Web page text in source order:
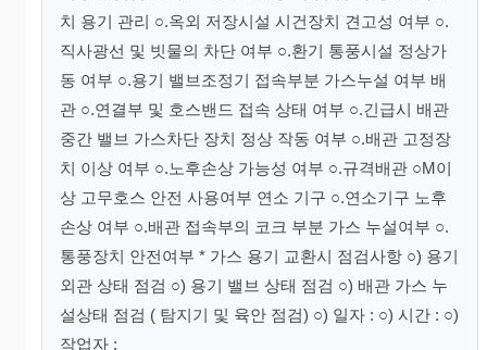
치 용기 관리 ○.옥외 저장시설 시건장치 견고성 여부 ○.
직사광선 및 빗물의 차단 여부 ○.환기 통풍시설 정상가
동 여부 ○.용기 밸브조정기 접속부분 가스누설 여부 배
관 ○.연결부 및 호스밴드 접속 상태 여부 ○.긴급시 배관
중간 밸브 가스차단 장치 정상 작동 여부 ○.배관 고정장
치 이상 여부 ○.노후손상 가능성 여부 ○.규격배관 ○M이
상 고무호스 안전 사용여부 연소 기구 ○.연소기구 노후
손상 여부 ○.배관 접속부의 코크 부분 가스 누설여부 ○.
통풍장치 안전여부 * 가스 용기 교환시 점검사항 ○) 용기
외관 상태 점검 ○) 용기 밸브 상태 점검 ○) 배관 가스 누
설상태 점검 ( 탐지기 및 육안 점검) ○) 일자 : ○) 시간 : ○)
작업자 :